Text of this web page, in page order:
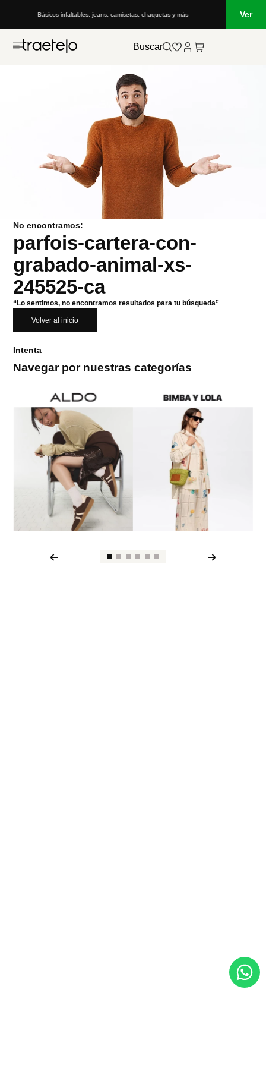
Básicos infaltables: jeans, camisetas, chaquetas y más Ver
Buscar
No encontramos:
parfois-cartera-con-
grabado-animal-xs-
245525-ca
“Lo sentimos, no encontramos resultados para tu búsqueda”
Volver al inicio
Intenta
Navegar por nuestras categorías